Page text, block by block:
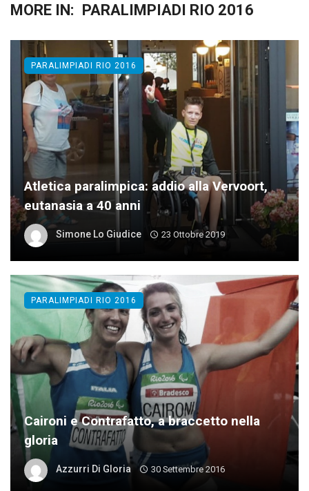
MORE IN: PARALIMPIADI RIO 2016
Atletica paralimpica: addio alla Vervoort,
eutanasia a 40 anni
Simone Lo Giudice 23 Ottobre 2019
PARALIMPIADI RIO 2016
Caironi e Contrafatto, a braccetto nella
gloria
Azzurri Di Gloria 30 Settembre 2016
PARALIMPIADI RIO 2016